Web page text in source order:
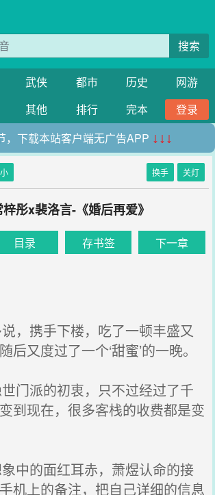
搜索
武侠 都市 历史
网游
其他 排行 完本
登录
，下载本站客户端无广告APP ↓↓↓
小 换手 关灯
彤x裴洛言-《婚后再爱》
目录 存书签 下一章
，携手下楼，吃了一顿丰盛又
后又度过了一个‘甜蜜’的一晚。
门派的初衷，只不过经过了千
到现在，很多客栈的收费都是变
中的面红耳赤，萧煜认命的接
机上的备注，把自己详细的信息